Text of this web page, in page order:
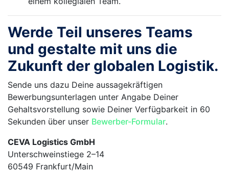
Werde Teil unseres Teams
und gestalte mit uns die
Zukunft der globalen Logistik.
Sende uns dazu Deine aussagekräftigen
Bewerbungsunterlagen unter Angabe Deiner
Gehaltsvorstellung sowie Deiner Verfügbarkeit in 60
Sekunden über unser Bewerber-Formular.
CEVA Logistics GmbH
Unterschweinstiege 2–14
60549 Frankfurt/Main